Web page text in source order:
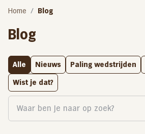
Home Blog
Blog
Alle Nieuws Paling wedstrijden
Wist je dat?